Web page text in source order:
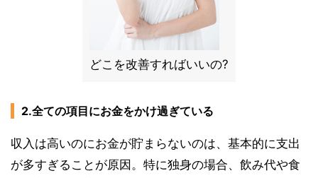
どこを改善すればいいの?
2.全ての項目にお金をかけ過ぎている
収入は高いのにお金が貯まらないのは、基本的に支出
が多すぎることが原因。特に独身の場合、飲み代や食